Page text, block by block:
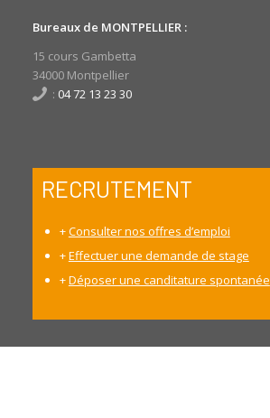
Bureaux de MONTPELLIER :
15 cours Gambetta
34000 Montpellier
: 04 72 13 23 30
RECRUTEMENT
+Consulter nos offres d’emploi
+Effectuer une demande de stage
+Déposer une canditature spontanée